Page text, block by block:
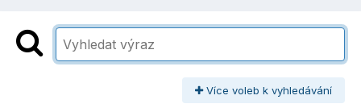
Více voleb k vyhledávání